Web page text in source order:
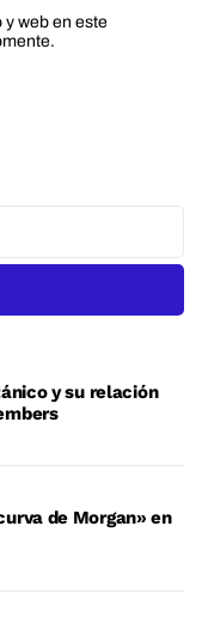
web en este
y su relación
de Morgan» en